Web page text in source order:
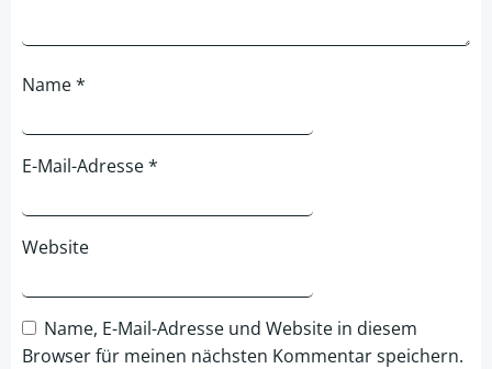
Name*
E-Mail-Adresse*
Website
Name, E-Mail-Adresse und Website in diesem
Browser für meinen nächsten Kommentar speichern.